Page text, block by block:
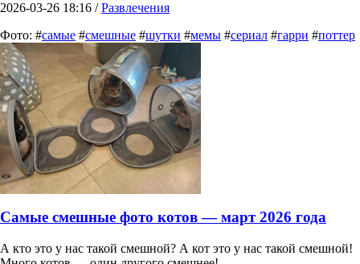
2026-03-26 18:16 /Развлечения
Фото: #самые #смешные #шутки #мемы #сериал #гарри #поттер
Самые смешные фото котов — март 2026 года
А кто это у нас такой смешной? А кот это у нас такой смешной!